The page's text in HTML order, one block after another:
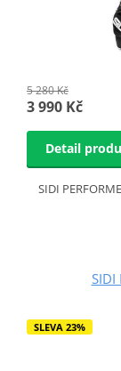
5 280 Kč
3 990 Kč
Detail
SIDI
SLEVA 23%